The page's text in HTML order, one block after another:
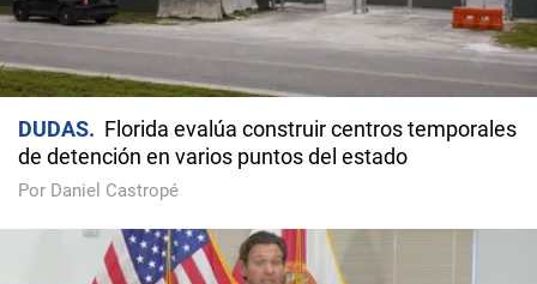
DUDAS
Florida evalúa construir centros temporales
de detención en varios puntos del estado
Por Daniel Castropé